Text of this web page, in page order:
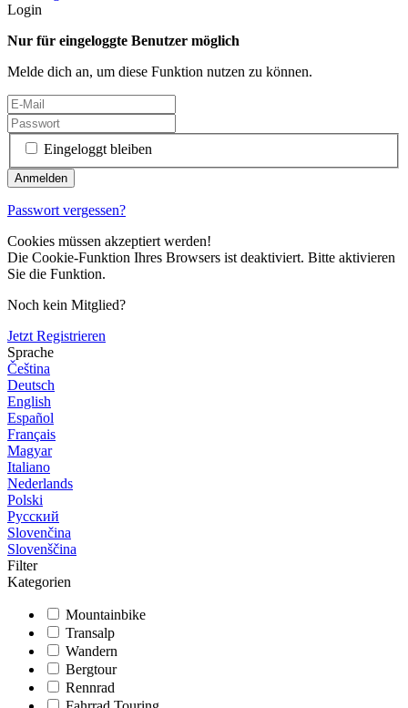
Login
Nur für eingeloggte Benutzer möglich
Melde dich an, um diese Funktion nutzen zu können.
Eingeloggt bleiben
Passwort vergessen?
Cookies müssen akzeptiert werden!
Die Cookie-Funktion Ihres Browsers ist deaktiviert. Bitte aktivieren
Sie die Funktion.
Noch kein Mitglied?
Jetzt Registrieren
Sprache
Čeština
Deutsch
English
Español
Français
Magyar
Italiano
Nederlands
Polski
Русский
Slovenčina
Slovenščina
Filter
Kategorien
Mountainbike
Transalp
Wandern
Bergtour
Rennrad